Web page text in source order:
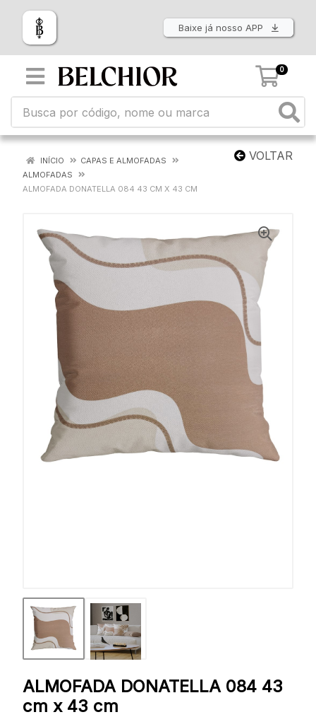
Baixe já nosso APP
0
VOLTAR
INÍCIO
CAPAS E ALMOFADAS
ALMOFADAS
ALMOFADA DONATELLA 084 43 CM X 43 CM
ALMOFADA DONATELLA 084 43
cm x 43 cm